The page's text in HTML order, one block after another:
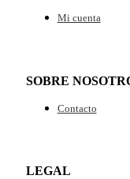
Mi cuenta
SOBRE
Contacto
LEGAL